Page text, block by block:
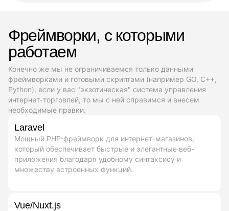
Фреймворки, с которыми
работаем
Конечно же мы не ограничиваемся только данными
фреймворками и готовыми скриптами (например GO, C++,
Python), если у вас "экзотическая" система управления
интернет-торговлей, то мы с ней справимся и внесем
необходимые правки.
Laravel
Мощный PHP-фреймворк для интернет-магазинов,
который обеспечивает быстрые и элегантные веб-
приложения благодаря удобному синтаксису и
множеству встроенных функций.
Vue/Nuxt.js